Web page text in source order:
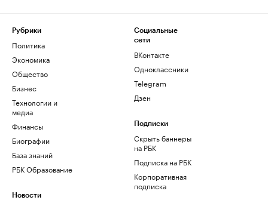
Рубрики
Политика
Экономика
Общество
Бизнес
Технологии и
медиа
Финансы
Биографии
База знаний
РБК Образование
Новости
Социальные
сети
ВКонтакте
Одноклассники
Telegram
Дзен
Подписки
Скрыть баннеры
на РБК
Подписка на РБК
Корпоративная
подписка